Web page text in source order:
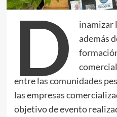
D
inamizar
además
entre las comunidades
las empresas
objetivo de evento